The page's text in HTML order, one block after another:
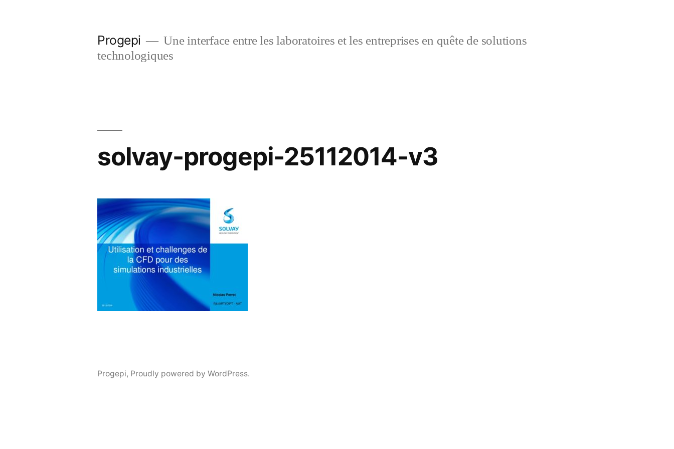
Progepi
Une interface entre les laboratoires et les entreprises en quête de solutions
technologiques
solvay-progepi-25112014-v3
Progepi, Proudly powered by WordPress.